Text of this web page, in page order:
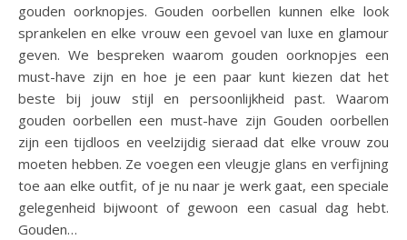
gouden oorknopjes. Gouden oorbellen kunnen elke look
sprankelen en elke vrouw een gevoel van luxe en glamour
geven. We bespreken waarom gouden oorknopjes een
must-have zijn en hoe je een paar kunt kiezen dat het
beste bij jouw stijl en persoonlijkheid past. Waarom
gouden oorbellen een must-have zijn Gouden oorbellen
zijn een tijdloos en veelzijdig sieraad dat elke vrouw zou
moeten hebben. Ze voegen een vleugje glans en verfijning
toe aan elke outfit, of je nu naar je werk gaat, een speciale
gelegenheid bijwoont of gewoon een casual dag hebt.
Gouden…